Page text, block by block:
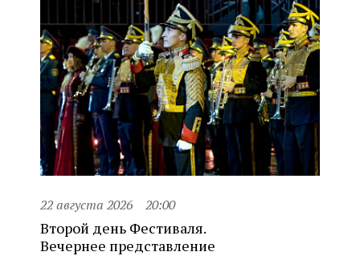
22 августа 2026 20:00
Второй день Фестиваля.
Вечернее представление